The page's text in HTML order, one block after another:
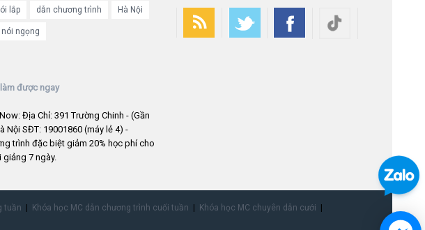
lắp dẫn chương trình Hà Nội
nói ngọng
được ngay
Địa Chỉ: 391 Trường Chinh - (Gần
Nội SĐT: 19001860 (máy lẻ 4) -
trình đặc biệt giảm 20% học phí cho
7 ngày.
tuần Khóa học MC dẫn chương trình cuối tuần
Khóa học MC chuyên dẫn cưới